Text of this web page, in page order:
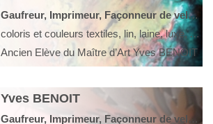
Gaufreur, Imprimeur, Façonneur de velours, Teinturier
coloris et couleurs textiles, lin, laine, luxe, Amiens
Ancien Elève du Maître d’Art Yves BENOIT
Yves BENOIT
Gaufreur, Imprimeur, Façonneur de velours